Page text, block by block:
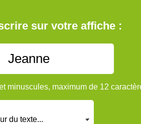
sur votre affiche :
minuscules, maximum de 12